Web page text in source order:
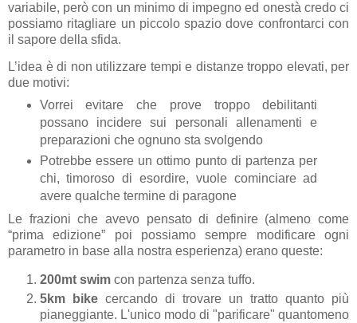
variabile, però con un minimo di impegno ed onestà credo ci
possiamo ritagliare un piccolo spazio dove confrontarci con
il sapore della sfida.
L’idea è di non utilizzare tempi e distanze troppo elevati, per
due motivi:
Vorrei evitare che prove troppo debilitanti
possano incidere sui personali allenamenti e
preparazioni che ognuno sta svolgendo
Potrebbe essere un ottimo punto di partenza per
chi, timoroso di esordire, vuole cominciare ad
avere qualche termine di paragone
Le frazioni che avevo pensato di definire (almeno come
“prima edizione” poi possiamo sempre modificare ogni
parametro in base alla nostra esperienza) erano queste:
200mt swim con partenza senza tuffo.
5km
bike cercando di trovare un tratto quanto più
pianeggiante. L'unico modo di "parificare" quantomeno